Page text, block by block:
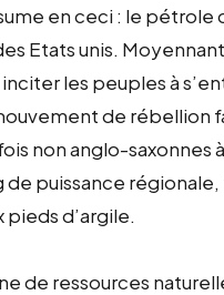
en ceci : le pétrole
Etats unis.
les peuples à
de rébellion
non anglo-saxonnes
de puissance
pieds d’argile.
de ressources